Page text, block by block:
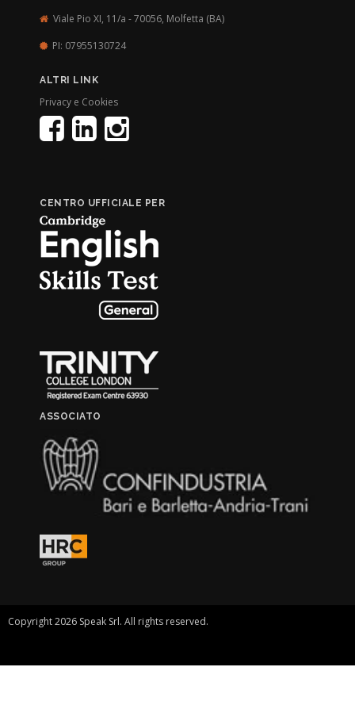
Viale Pio XI, 11/a - 70056, Molfetta (BA)
PI: 07955130724
ALTRI LINK
Privacy e Cookies
CENTRO UFFICIALE PER
ASSOCIATO
Copyright 2026 Speak Srl. All rights reserved.